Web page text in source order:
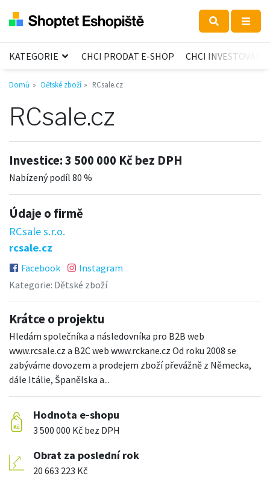
KATEGORIE CHCI PRODAT E-SHOP CHCI INVESTOVAT
Domů Dětské zboží RCsale.cz
RCsale.cz
Investice:3 500 000 Kč bez DPH
Nabízený podíl 80 %
Údaje o firmě
RCsale s.r.o.
rcsale.cz
Facebook
Instagram
Kategorie: Dětské zboží
Krátce o projektu
Hledám společníka a následovníka pro B2B web
www.rcsale.cz a B2C web www.rckane.cz Od roku 2008 se
zabýváme dovozem a prodejem zboží převážně z Německa,
dále Itálie, Španělska a...
Hodnota e-shopu
3 500 000 Kč bez DPH
Obrat za poslední rok
20 663 223 Kč